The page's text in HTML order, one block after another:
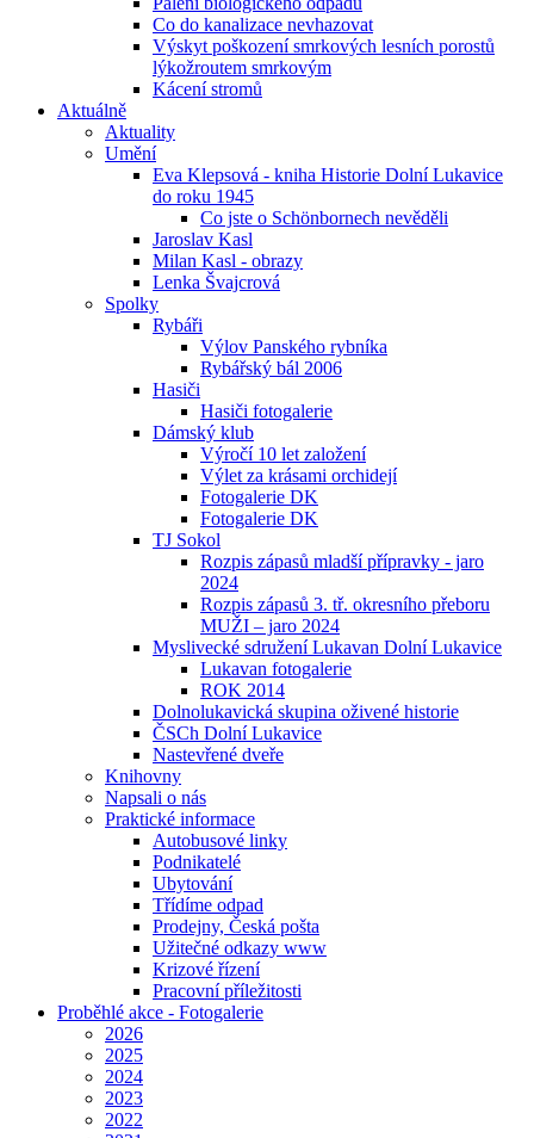
Co do kanalizace nevhazovat
Výskyt poškození smrkových lesních porostů
lýkožroutem smrkovým
Kácení stromů
Aktuálně
Aktuality
Umění
Eva Klepsová - kniha Historie Dolní Lukavice
do roku 1945
Co jste o Schönbornech nevěděli
Jaroslav Kasl
Milan Kasl - obrazy
Lenka Švajcrová
Spolky
Rybáři
Výlov Panského rybníka
Rybářský bál 2006
Hasiči
Hasiči fotogalerie
Dámský klub
Výročí 10 let založení
Výlet za krásami orchidejí
Fotogalerie DK
Fotogalerie DK
TJ Sokol
Rozpis zápasů mladší přípravky - jaro
2024
Rozpis zápasů 3. tř. okresního přeboru
MUŽI – jaro 2024
Myslivecké sdružení Lukavan Dolní Lukavice
Lukavan fotogalerie
ROK 2014
Dolnolukavická skupina oživené historie
ČSCh Dolní Lukavice
Nastevřené dveře
Knihovny
Napsali o nás
Praktické informace
Autobusové linky
Podnikatelé
Ubytování
Třídíme odpad
Prodejny, Česká pošta
Užitečné odkazy www
Krizové řízení
Pracovní příležitosti
Proběhlé akce - Fotogalerie
2026
2025
2024
2023
2022